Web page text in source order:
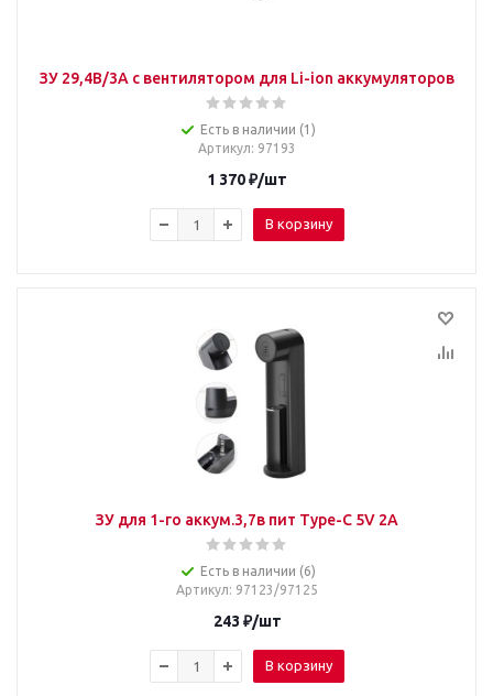
ЗУ 29,4В/3А с вентилятором для Li-ion аккумуляторов
Есть в наличии (1)
Артикул: 97193
1 370₽/шт
В корзину
ЗУ для 1-го аккум.3,7в пит Type-C 5V 2A
Есть в наличии (6)
Артикул: 97123/97125
243 ₽/шт
В корзину